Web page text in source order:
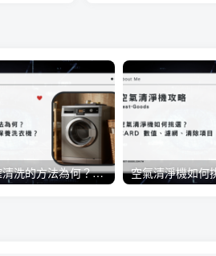
洗衣機正確清洗的方法為何？日常生活當中該如何保養洗衣機？